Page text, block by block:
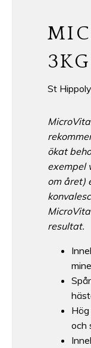
3KG
St
ökat
exempel
om året)
resultat.
och